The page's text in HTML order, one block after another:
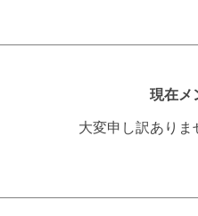
現在メ
大変申し訳あり